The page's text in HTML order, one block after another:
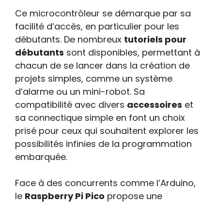
Ce microcontrôleur se démarque par sa
facilité d’accès, en particulier pour les
débutants. De nombreux tutoriels pour
débutants sont disponibles, permettant à
chacun de se lancer dans la création de
projets simples, comme un système
d’alarme ou un mini-robot. Sa
compatibilité avec divers accessoires et
sa connectique simple en font un choix
prisé pour ceux qui souhaitent explorer les
possibilités infinies de la programmation
embarquée.
Face à des concurrents comme l’Arduino,
le Raspberry Pi Pico propose une